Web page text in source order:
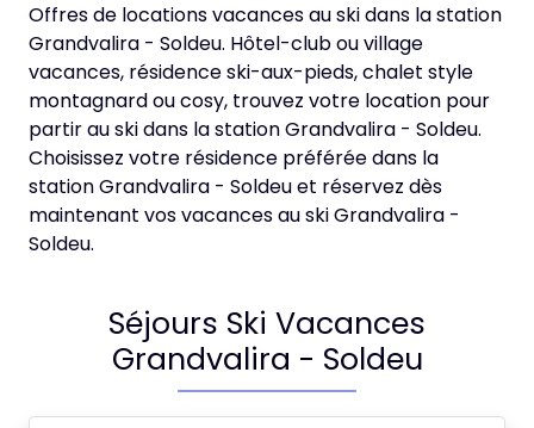
Offres de locations vacances au ski dans la station
Grandvalira - Soldeu. Hôtel-club ou village
vacances, résidence ski-aux-pieds, chalet style
montagnard ou cosy, trouvez votre location pour
partir au ski dans la station Grandvalira - Soldeu.
Choisissez votre résidence préférée dans la
station Grandvalira - Soldeu et réservez dès
maintenant vos vacances au ski Grandvalira -
Soldeu.
Séjours Ski Vacances
Grandvalira - Soldeu